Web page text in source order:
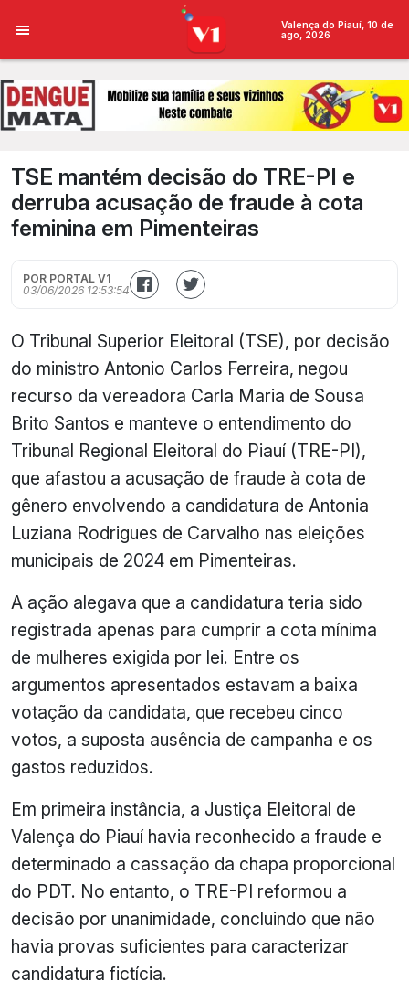
Valença do Piauí, 10 de
ago, 2026
TSE mantém decisão do TRE-PI e
derruba acusação de fraude à cota
feminina em Pimenteiras
POR PORTAL V1
03/06/2026 12:53:54
O Tribunal Superior Eleitoral (TSE), por decisão
do ministro Antonio Carlos Ferreira, negou
recurso da vereadora Carla Maria de Sousa
Brito Santos e manteve o entendimento do
Tribunal Regional Eleitoral do Piauí (TRE-PI),
que afastou a acusação de fraude à cota de
gênero envolvendo a candidatura de Antonia
Luziana Rodrigues de Carvalho nas eleições
municipais de 2024 em Pimenteiras.
A ação alegava que a candidatura teria sido
registrada apenas para cumprir a cota mínima
de mulheres exigida por lei. Entre os
argumentos apresentados estavam a baixa
votação da candidata, que recebeu cinco
votos, a suposta ausência de campanha e os
gastos reduzidos.
Em primeira instância, a Justiça Eleitoral de
Valença do Piauí havia reconhecido a fraude e
determinado a cassação da chapa proporcional
do PDT. No entanto, o TRE-PI reformou a
decisão por unanimidade, concluindo que não
havia provas suficientes para caracterizar
candidatura fictícia.